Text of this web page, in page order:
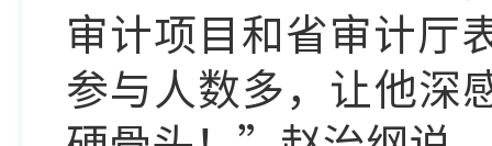
审计项目和省审计厅
参与人数多，让他深